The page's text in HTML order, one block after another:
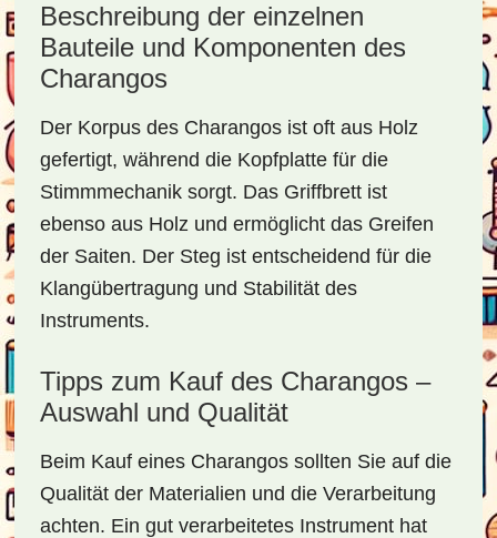
Beschreibung der einzelnen
Bauteile und Komponenten des
Charangos
Der Korpus des Charangos ist oft aus Holz
gefertigt, während die Kopfplatte für die
Stimmmechanik sorgt. Das Griffbrett ist
ebenso aus Holz und ermöglicht das Greifen
der Saiten. Der Steg ist entscheidend für die
Klangübertragung und Stabilität des
Instruments.
Tipps zum Kauf des Charangos –
Auswahl und Qualität
Beim Kauf eines Charangos sollten Sie auf die
Qualität der Materialien und die Verarbeitung
achten. Ein gut verarbeitetes Instrument hat